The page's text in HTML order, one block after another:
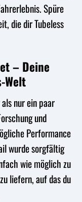
Spüre
die dir Tubeless
– Deine
Welt
nur ein paar
und
Performance
wurde sorgfältig
wie möglich zu
liefern, auf das du